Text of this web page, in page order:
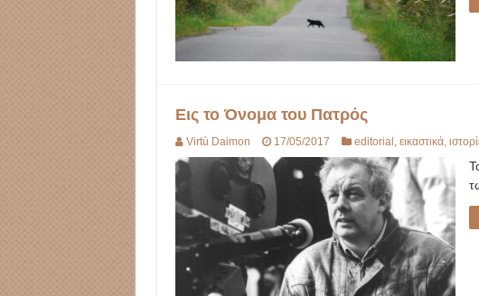
Εις το Όνομα του Πατρός
Virtù Daimon 17/05/2017 editorial, εικαστικά,